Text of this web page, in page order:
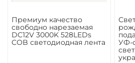
Премиум качество
свободно нарезаемая
DC12V 3000K 528LEDs
COB светодиодная лента
УФ-